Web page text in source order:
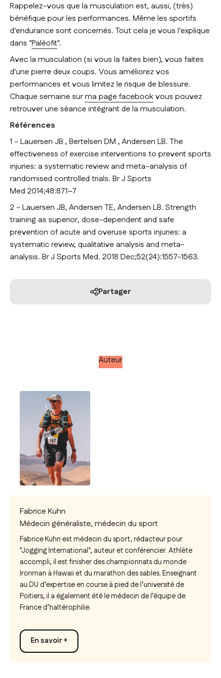
Rappelez-vous que la musculation est, aussi, (très)
bénéfique pour les performances. Même les sportifs
d'endurance sont concernés. Tout cela je vous l'explique
dans "Paléofit".
Avec la musculation (si vous la faites bien), vous faites
d'une pierre deux coups. Vous améliorez vos
performances et vous limitez le risque de blessure.
Chaque semaine surma page facebookvous pouvez
retrouver une séance intégrant de la musculation.
Références
1 - Lauersen JB , Bertelsen DM , Andersen LB. The
effectiveness of exercise interventions to prevent sports
injuries: a systematic review and meta-analysis of
randomised controlled trials. Br J Sports
Med 2014;48:871–7
2 - Lauersen JB, Andersen TE, Andersen LB. Strength
training as superior, dose-dependent and safe
prevention of acute and overuse sports injuries: a
systematic review, qualitative analysis and meta-
analysis. Br J Sports Med. 2018 Dec;52(24):1557-1563.
Partager
Auteur
Fabrice Kuhn
Médecin généraliste, médecin du sport
Fabrice Kuhn est médecin du sport, rédacteur pour
"Jogging International", auteur et conférencier. Athlète
accompli, il est finisher des championnats du monde
Ironman à Hawaii et du marathon des sables. Enseignant
au DU d’expertise en course à pied de l’université de
Poitiers, il a également été le médecin de l’équipe de
France d’haltérophilie.
En savoir +